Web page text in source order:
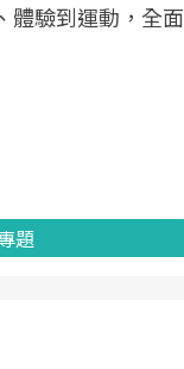
受的對話，建立對
實際的改善行
題